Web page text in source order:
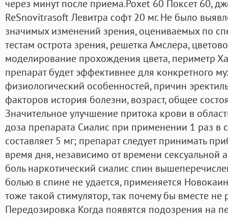
через минут после приема.Poxet 60 Поксет 60,
ReSnovitrasoft Левитра софт 20 мг. Не было
значимых изменений зрения, оцениваемых по
тестам острота зрения, решетка Амслера,
моделирование прохождения цвета, периметр
препарат будет эффективнее для конкретного
физиологический особенностей, причин
факторов история болезни, возраст, общее
Значительное улучшение притока крови в
доза препарата Сиалис при применении 1 раз в
составляет 5 мг; препарат следует принимать
время дня, независимо от времени сексуальной
боль наркотический сиалис спин
болью в спине не удается, применяется
тоже такой стимулятор, так почему бы вместе не
Передозировка Когда появятся подозрения на